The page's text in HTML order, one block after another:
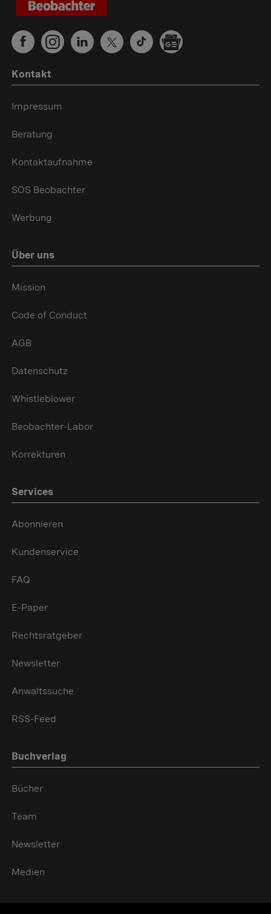
Kontakt
Impressum
Beratung
Kontaktaufnahme
SOS Beobachter
Werbung
Über uns
Mission
Code of Conduct
AGB
Datenschutz
Whistleblower
Beobachter-Labor
Korrekturen
Services
Abonnieren
Kundenservice
FAQ
E-Paper
Rechtsratgeber
Newsletter
Anwaltssuche
RSS-Feed
Buchverlag
Bücher
Team
Newsletter
Medien